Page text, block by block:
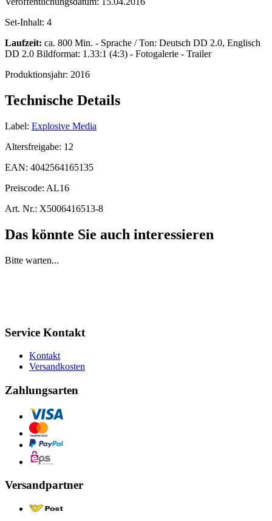
Set-Inhalt: 4
Laufzeit: ca. 800 Min. - Sprache / Ton: Deutsch DD 2.0, Englisch
DD 2.0 Bildformat: 1.33:1 (4:3) - Fotogalerie - Trailer
Produktionsjahr: 2016
Technische Details
Label: Explosive Media
Altersfreigabe: 12
EAN: 4042564165135
Preiscode: AL16
Art. Nr.: X5006416513-8
Das könnte Sie auch interessieren
Bitte warten...
Service Kontakt
Kontakt
Versandkosten
Zahlungsarten
Versandpartner